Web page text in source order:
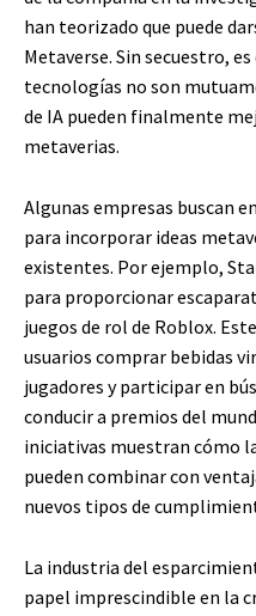
han teorizado que puede
Metaverse. Sin secuestro,
tecnologías no son
de IA pueden finalmente
metaverias.
Algunas empresas buscan
para incorporar ideas
existentes. Por ejemplo,
para proporcionar
juegos de rol de Roblox.
usuarios comprar bebidas
jugadores y participar en
conducir a premios del
iniciativas muestran cómo
pueden combinar con
nuevos tipos de
La industria del
papel imprescindible en la